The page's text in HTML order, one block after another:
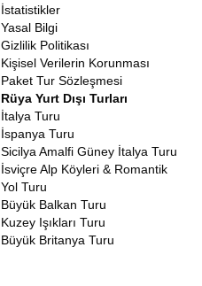
İstatistikler
Yasal Bilgi
Gizlilik Politikası
Kişisel Verilerin Korunması
Paket Tur Sözleşmesi
Rüya Yurt Dışı Turları
İtalya Turu
İspanya Turu
Sicilya Amalfi Güney İtalya Turu
İsviçre Alp Köyleri & Romantik
Yol Turu
Büyük Balkan Turu
Kuzey Işıkları Turu
Büyük Britanya Turu